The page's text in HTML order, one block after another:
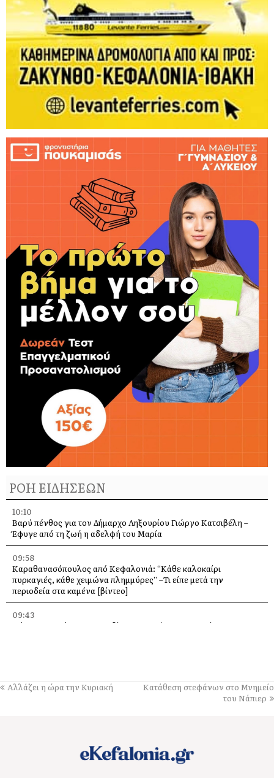
ΡΟΗ ΕΙΔΗΣΕΩΝ
10:10
Βαρύ πένθος για τον Δήμαρχο Ληξουρίου Γιώργο Κατσιβέλη –
Έφυγε από τη ζωή η αδελφή του Μαρία
09:58
Καραθανασόπουλος από Κεφαλονιά: “Κάθε καλοκαίρι
πυρκαγιές, κάθε χειμώνα πλημμύρες” –Τι είπε μετά την
περιοδεία στα καμένα [βίντεο]
09:43
Πάρος: Νεκρό 4χρονο παιδί που εντοπίστηκε σε πισίνα beach
Παγκόσμιο Κ20!
«Ποιος και γιατί άλλαξε την πινακίδα;» – Ερωτήματα Σαρδελή για
Αλλάζει η ώρα την Κυριακή
Κατάθεση στεφάνων στο Μνημείο
του Νάπιερ